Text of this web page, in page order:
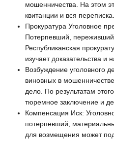
мошенничества. На этом
квитанции и вся переписка.
Прокуратура Уголовное
Потерпевший,
Республиканская
изучает доказательства и
Возбуждение уголовного
виновных в
дело. По результатам
тюремное заключение и
Компенсация Иск:
потерпевший,
для возмещения может